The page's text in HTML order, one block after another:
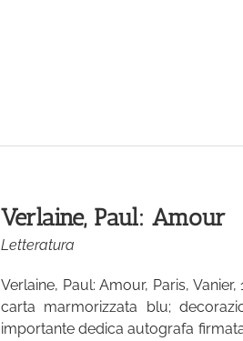
Verlaine, Paul: Amour
Letteratura
Verlaine, Paul: Amour, Paris,
carta marmorizzata blu;
importante dedica autografa